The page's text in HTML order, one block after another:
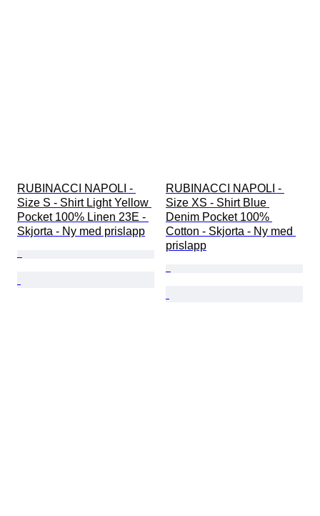
RUBINACCI NAPOLI -
Size S - Shirt Light Yellow
Pocket 100% Linen 23E -
Skjorta - Ny med prislapp
RUBINACCI NAPOLI -
Size XS - Shirt Blue
Denim Pocket 100%
Cotton - Skjorta - Ny med
prislapp